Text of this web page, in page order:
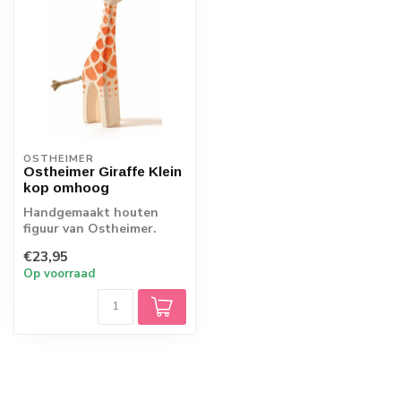
OSTHEIMER
Ostheimer Giraffe Klein
kop omhoog
Handgemaakt houten
figuur van Ostheimer.
€23,95
Op voorraad